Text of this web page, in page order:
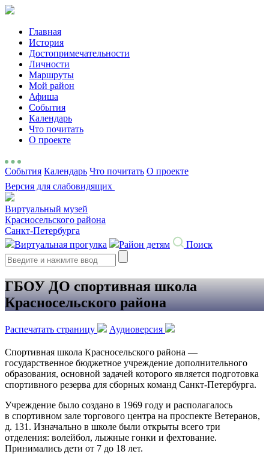
Главная
История
Достопримечательности
Личности
Маршруты
Мой район
Афиша
События
Календарь
Что почитать
О проекте
События Календарь Что почитать О проекте
Версия для слабовидящих
Виртуальный музей
Красносельского района
Санкт-Петербурга
Виртуальная прогулка
Район детям
Поиск
Search
ГБОУ ДО спортивная школа
Красносельского района
Распечатать страницу Аудиоверсия
Спортивная школа Красносельского района —
государственное бюджетное учреждение дополнительного
образования, основной задачей которого является подготовка
спортивного резерва для сборных команд Санкт-Петербурга.
Учреждение было создано в 1969 году и располагалось
в спортивном зале торгового центра на проспекте Ветеранов,
д. 131. Изначально в школе были открыты всего три
отделения: волейбол, лыжные гонки и фехтование.
Принимались дети от 7 до 18 лет.